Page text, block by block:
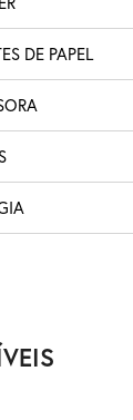
DE PAPEL